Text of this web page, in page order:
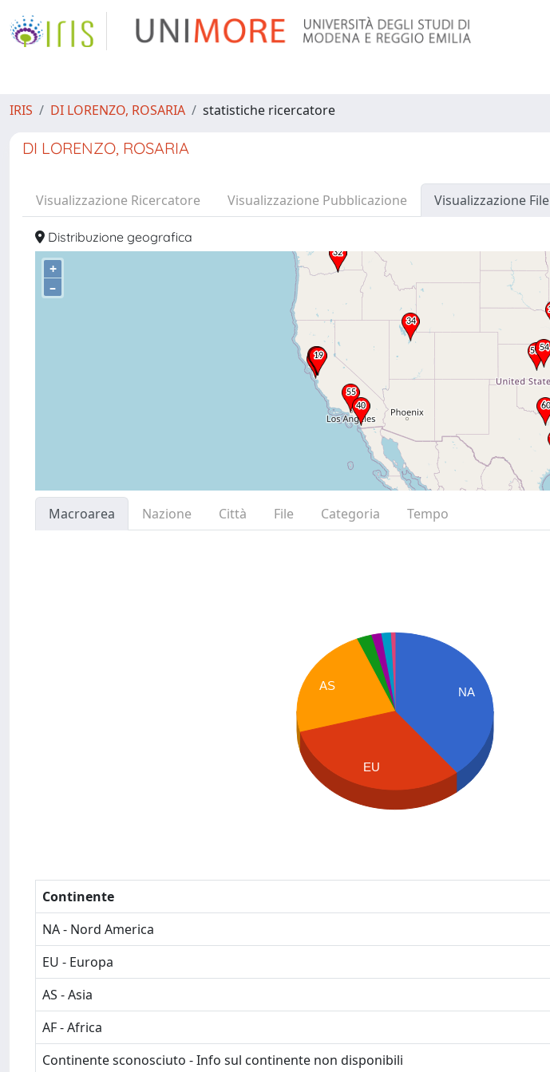
IRIS DI LORENZO, ROSARIA statistiche ricercatore
DI LORENZO, ROSARIA
Visualizzazione Ricercatore Visualizzazione Pubblicazione Visualizzazione File
Distribuzione geografica
+
–
Macroarea Nazione Città File Categoria
Tempo
NA
AS
EU
Continente
NA - Nord America
EU - Europa
AS - Asia
AF - Africa
Continente sconosciuto - Info sul continente non disponibili